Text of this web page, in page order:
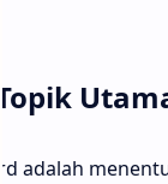
adalah